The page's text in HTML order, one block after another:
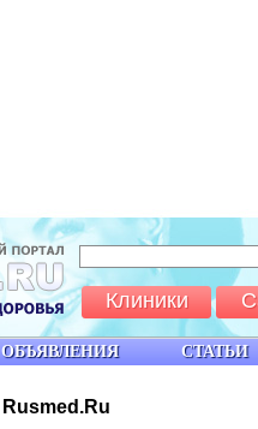
ОБЪЯВЛЕНИЯ СТАТЬИ
Клиники